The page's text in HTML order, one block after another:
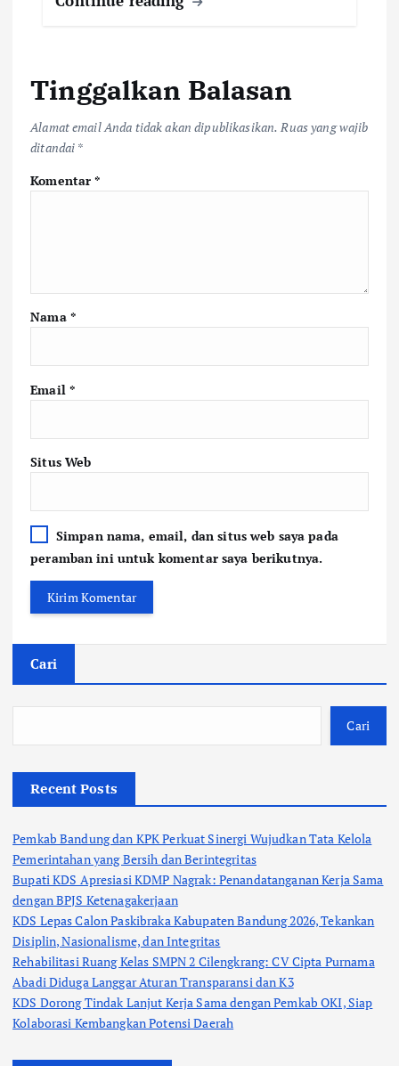
Tinggalkan Balasan
Alamat email Anda tidak akan dipublikasikan. Ruas yang wajib
ditandai *
Komentar*
Nama *
Email *
Situs Web
Simpan nama, email, dan situs web saya pada
peramban ini untuk komentar saya berikutnya.
Cari
Cari
Recent Posts
Pemkab Bandung dan KPK Perkuat Sinergi Wujudkan Tata Kelola
Pemerintahan yang Bersih dan Berintegritas
Bupati KDS Apresiasi KDMP Nagrak: Penandatanganan Kerja Sama
dengan BPJS Ketenagakerjaan
KDS Lepas Calon Paskibraka Kabupaten Bandung 2026, Tekankan
Disiplin, Nasionalisme, dan Integritas
Rehabilitasi Ruang Kelas SMPN 2 Cilengkrang: CV Cipta Purnama
Abadi Diduga Langgar Aturan Transparansi dan K3
KDS Dorong Tindak Lanjut Kerja Sama dengan Pemkab OKI, Siap
Kolaborasi Kembangkan Potensi Daerah